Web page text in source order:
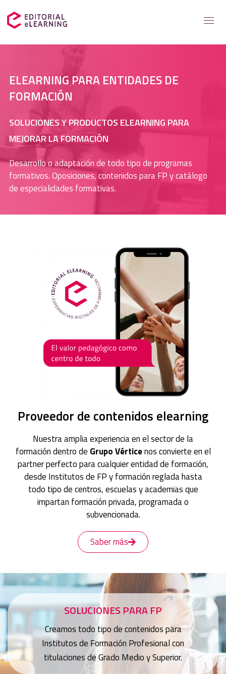
Soluciones para
Casos de éxito
Catálogo
Recursos elearning
ELEARNING PARA ENTIDADES DE
FORMACIÓN
SOLUCIONES Y PRODUCTOS ELEARNING PARA
MEJORAR LA FORMACIÓN
Desarrollo o adaptación de todo tipo de programas
formativos. Oposiciones, contenidos para FP y catálogo
de especialidades formativas.
Proveedor de contenidos elearning
Nuestra amplia experiencia en el sector de la
formación dentro de Grupo Vérticenos convierte en el
partner perfecto para cualquier entidad de formación,
desde Institutos de FP y formación reglada hasta
todo tipo de centros, escuelas y academias que
impartan formación privada, programada o
subvencionada.
Saber más
SOLUCIONES PARA FP
Creamos todo tipo de contenidos para
Institutos de Formación Profesional con
titulaciones de Grado Medio y Superior.